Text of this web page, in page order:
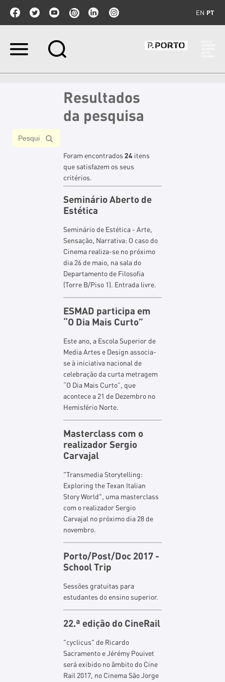
EN PT
Ir
Resultados
da pesquisa
Foram encontrados24 itens
que satisfazem os seus
critérios.
Seminário Aberto de
Estética
Seminário de Estética - Arte,
Sensação, Narrativa: O caso do
Cinema realiza-se no próximo
dia 26 de maio, na sala do
Departamento de Filosofia
(Torre B/Piso 1). Entrada livre.
ESMAD participa em
“O Dia Mais Curto”
Este ano, a Escola Superior de
Media Artes e Design associa-
se à iniciativa nacional de
celebração da curta metragem
“O Dia Mais Curto”, que
acontece a 21 de Dezembro no
Hemisfério Norte.
Masterclass com o
realizador Sergio
Carvajal
"Transmedia Storytelling:
Exploring the Texan Italian
Story World", uma masterclass
com o realizador Sergio
Carvajal no próximo dia 28 de
novembro.
Porto/Post/Doc 2017 -
School Trip
Sessões gratuitas para
estudantes do ensino superior.
22.ª edição do CineRail
"cyclicus" de Ricardo
Sacramento e Jérémy Pouivet
será exibido no âmbito do Cine
Rail 2017, no Cinema São Jorge